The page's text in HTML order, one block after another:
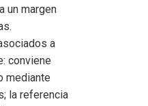
un margen
a
conviene
mediante
la referencia